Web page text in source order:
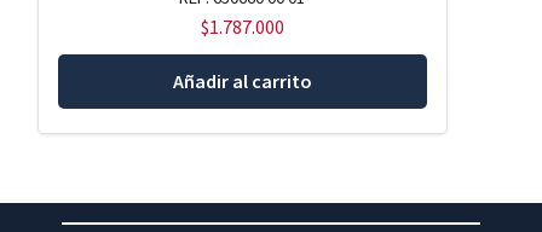
$1.787.000
Añadir al carrito